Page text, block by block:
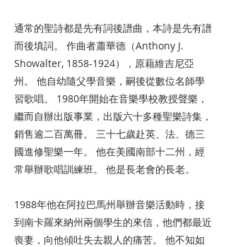
通常的聖詩都是先有詞後譜曲，本詩是先有譜
而後填詞。 作曲者蕭華德（Anthony J.
Showalter, 1858-1924），原藉維吉尼亞
州。 他自幼隨父學音樂，嗣後從數位名師學
習歌唱。 1980年開始在音樂學校教授聲樂，
繼而自辦出版事業，出版六十多種聖樂詩集，
銷售逾二百萬冊。 三十七歲赴英、法、德三
國進修聖樂一年。 他在美國南部十二州，經
常舉辦歌唱訓練班。 他是長老會的長老。
1988年他在阿拉巴馬州舉辦音樂活動時，接
到南卡羅來納州兩個學生的來信，他們都最近
喪妻，向他傾吐失去親人的痛苦。 他不知如